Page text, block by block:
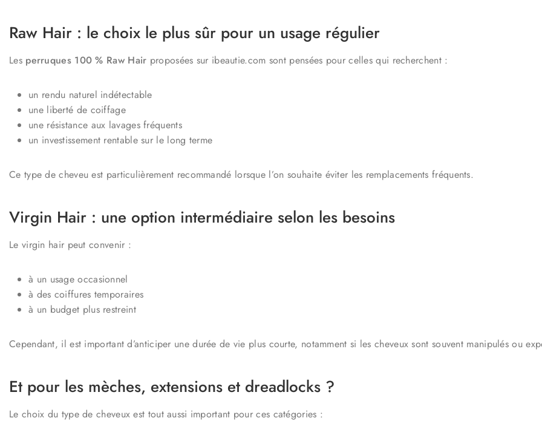
Raw Hair : le choix le plus sûr pour un usage régulier
Les perruques 100 % Raw Hair proposées sur ibeautie.com sont pensées pour celles qui recherchent :
un rendu naturel indétectable
une liberté de coiffage
une résistance aux lavages fréquents
un investissement rentable sur le long terme
Ce type de cheveu est particulièrement recommandé lorsque l’on souhaite éviter les remplacements fréquents.
Virgin Hair : une option intermédiaire selon les besoins
Le virgin hair peut convenir :
à un usage occasionnel
à des coiffures temporaires
à un budget plus restreint
Cependant, il est important d’anticiper une durée de vie plus courte, notamment si les cheveux sont souvent manipulés ou
Et pour les mèches, extensions et dreadlocks ?
Le choix du type de cheveux est tout aussi important pour ces catégories :